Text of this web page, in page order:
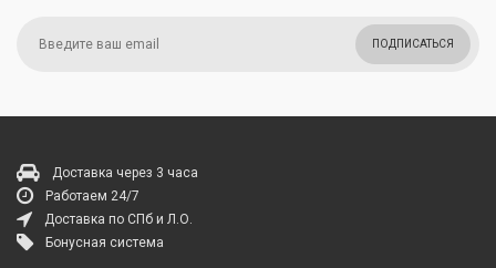
ПОДПИСАТЬСЯ
Доставка через 3 часа
Работаем 24/7
Доставка по СПб и Л.О.
Бонусная система